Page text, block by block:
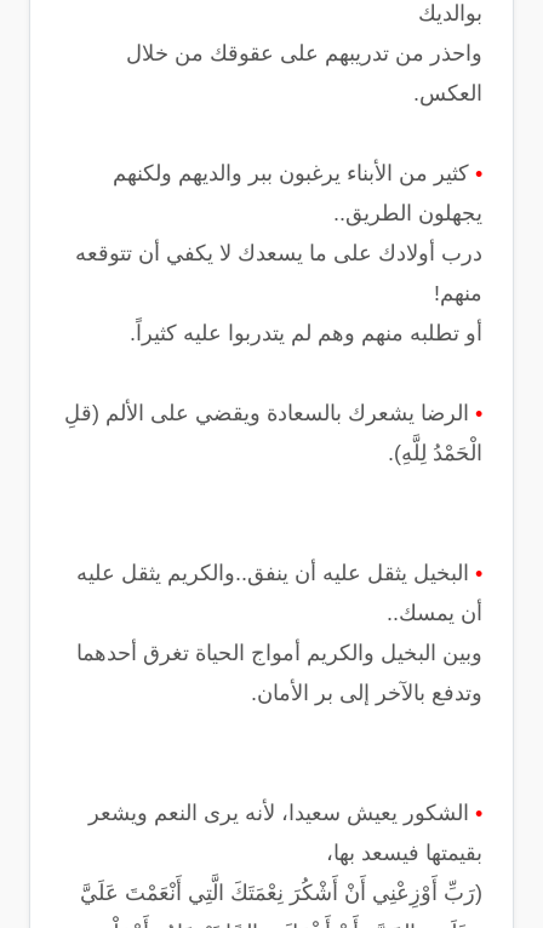
بوالديك
واحذر من تدريبهم على عقوقك من خلال
العكس.
• كثير من اﻷبناء يرغبون ببر والديهم ولكنهم
يجهلون الطريق..
درب أوﻻدك على ما يسعدك ﻻ يكفي أن تتوقعه
منهم!
أو تطلبه منهم وهم لم يتدربوا عليه كثيراً.
• الرضا يشعرك بالسعادة ويقضي على اﻷلم (قلِ
الْحَمْدُ لِلَّهِ).
• البخيل يثقل عليه أن ينفق..والكريم يثقل عليه
أن يمسك..
وبين البخيل والكريم أمواج الحياة تغرق أحدهما
وتدفع باﻵخر إلى بر اﻷمان.
• الشكور يعيش سعيدا، ﻷنه يرى النعم ويشعر
بقيمتها فيسعد بها،
(رَبِّ أَوْزِعْنِي أَنْ أَشْكُرَ نِعْمَتَكَ الَّتِي أَنْعَمْتَ عَلَيَّ